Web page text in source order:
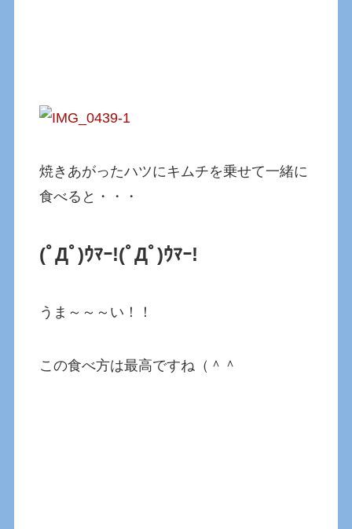
焼きあがったハツにキムチを乗せて一緒に
食べると・・・
(ﾟДﾟ)ｳﾏｰ!(ﾟДﾟ)ｳﾏｰ!
うま～～～い！！
この食べ方は最高ですね（＾＾